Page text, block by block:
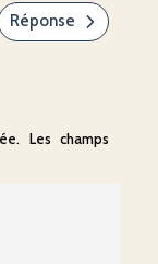
Réponse
Les champs